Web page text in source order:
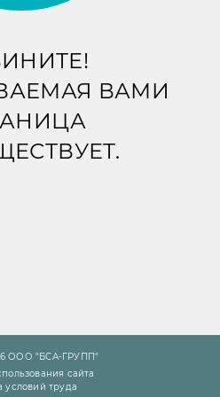
ВАМИ
ООО "БСА-ГРУПП"
сайта
условий труда